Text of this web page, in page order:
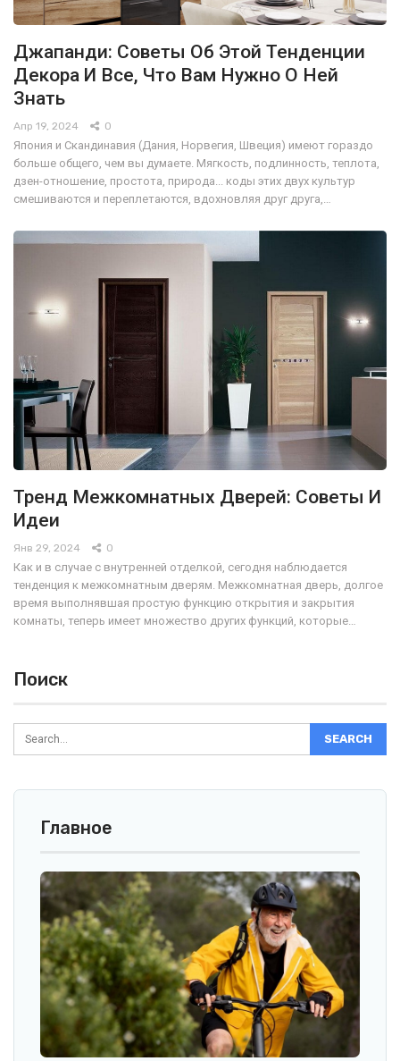
Джапанди: Советы Об Этой Тенденции
Декора И Все, Что Вам Нужно О Ней
Знать
Апр 19, 2024 0
Япония и Скандинавия (Дания, Норвегия, Швеция) имеют гораздо
больше общего, чем вы думаете. Мягкость, подлинность, теплота,
дзен-отношение, простота, природа... коды этих двух культур
смешиваются и переплетаются, вдохновляя друг друга,…
Тренд Межкомнатных Дверей: Советы И
Идеи
Янв 29, 2024 0
Как и в случае с внутренней отделкой, сегодня наблюдается
тенденция к межкомнатным дверям. Межкомнатная дверь, долгое
время выполнявшая простую функцию открытия и закрытия
комнаты, теперь имеет множество других функций, которые…
Поиск
Главное